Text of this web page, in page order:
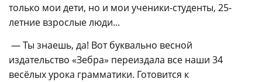
только мои дети, но и мои ученики-студенты, 25-
летние взрослые люди...
— Ты знаешь, да! Вот буквально весной
издательство «Зебра» переиздала все наши 34
весёлых урока грамматики. Готовится к